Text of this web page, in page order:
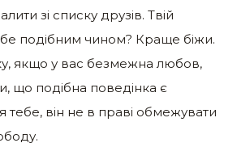
зі списку друзів. Твій
подібним чином? Краще біжи.
якщо у вас безмежна любов,
що подібна поведінка є
він не в праві обмежувати